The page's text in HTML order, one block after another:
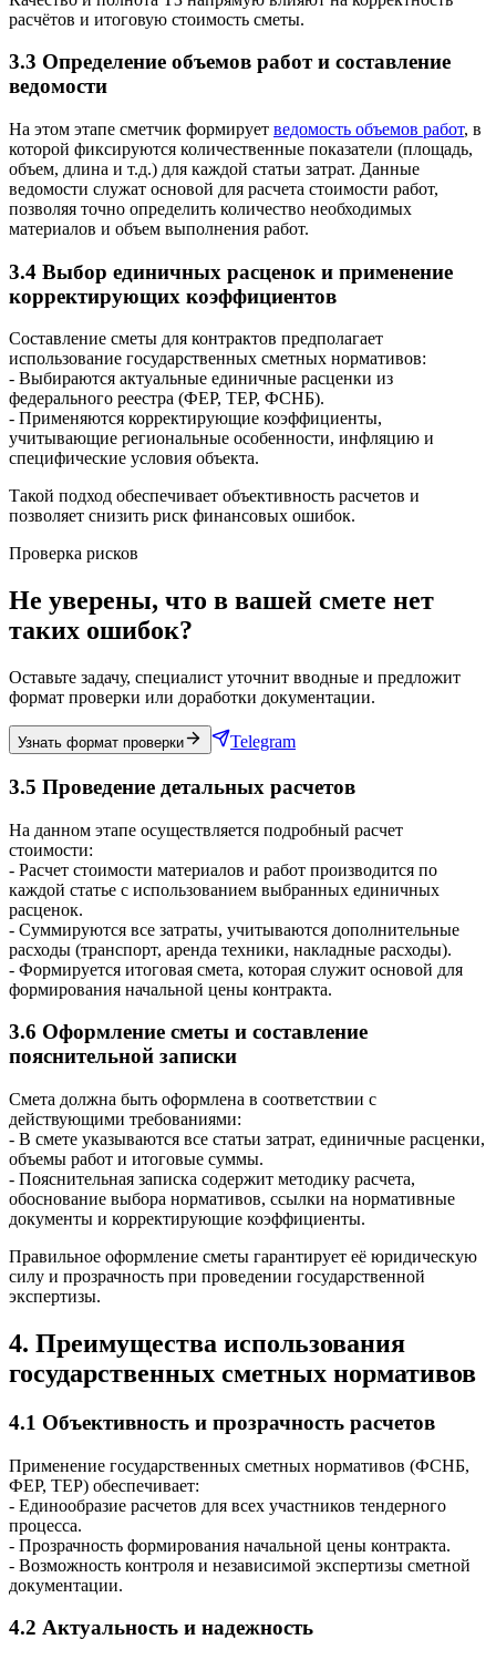
расчётов и итоговую стоимость сметы.
3.3 Определение объемов работ и составление
ведомости
На этом этапе сметчик формирует ведомость объемов работ, в
которой фиксируются количественные показатели (площадь,
объем, длина и т.д.) для каждой статьи затрат. Данные
ведомости служат основой для расчета стоимости работ,
позволяя точно определить количество необходимых
материалов и объем выполнения работ.
3.4 Выбор единичных расценок и применение
корректирующих коэффициентов
Составление сметы для контрактов предполагает
использование государственных сметных нормативов:
- Выбираются актуальные единичные расценки из
федерального реестра (ФЕР, ТЕР, ФСНБ).
- Применяются корректирующие коэффициенты,
учитывающие региональные особенности, инфляцию и
специфические условия объекта.
Такой подход обеспечивает объективность расчетов и
позволяет снизить риск финансовых ошибок.
Проверка рисков
Не уверены, что в вашей смете нет
таких ошибок?
Оставьте задачу, специалист уточнит вводные и предложит
формат проверки или доработки документации.
Узнать формат проверки Telegram
3.5 Проведение детальных расчетов
На данном этапе осуществляется подробный расчет
стоимости:
- Расчет стоимости материалов и работ производится по
каждой статье с использованием выбранных единичных
расценок.
- Суммируются все затраты, учитываются дополнительные
расходы (транспорт, аренда техники, накладные расходы).
- Формируется итоговая смета, которая служит основой для
формирования начальной цены контракта.
3.6 Оформление сметы и составление
пояснительной записки
Смета должна быть оформлена в соответствии с
действующими требованиями:
- В смете указываются все статьи затрат, единичные расценки,
объемы работ и итоговые суммы.
- Пояснительная записка содержит методику расчета,
обоснование выбора нормативов, ссылки на нормативные
документы и корректирующие коэффициенты.
Правильное оформление сметы гарантирует её юридическую
силу и прозрачность при проведении государственной
экспертизы.
4. Преимущества использования
государственных сметных нормативов
4.1 Объективность и прозрачность расчетов
Применение государственных сметных нормативов (ФСНБ,
ФЕР, ТЕР) обеспечивает:
- Единообразие расчетов для всех участников тендерного
процесса.
- Прозрачность формирования начальной цены контракта.
- Возможность контроля и независимой экспертизы сметной
документации.
4.2 Актуальность и надежность